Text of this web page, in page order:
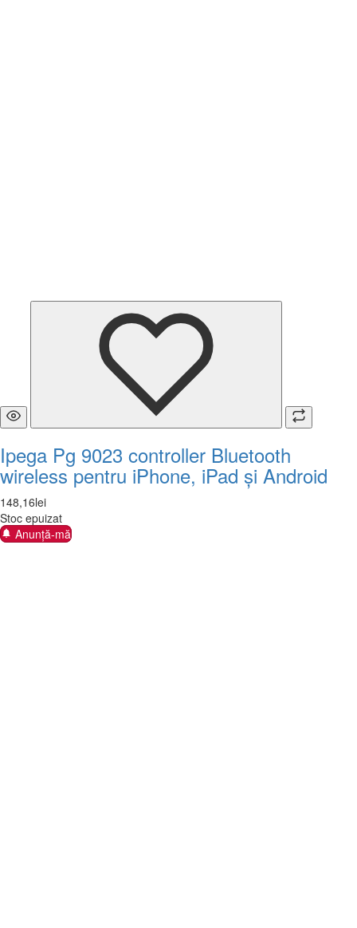
Ipega Pg 9023 controller Bluetooth
wireless pentru iPhone, iPad și Android
148,16lei
Stoc epuizat
Anunță-mă